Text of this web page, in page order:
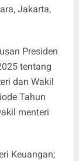
Jakarta,
Presiden
tentang
dan Wakil
Tahun
menteri
Keuangan;